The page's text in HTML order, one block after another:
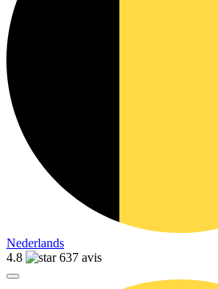
Nederlands
4.8
637 avis